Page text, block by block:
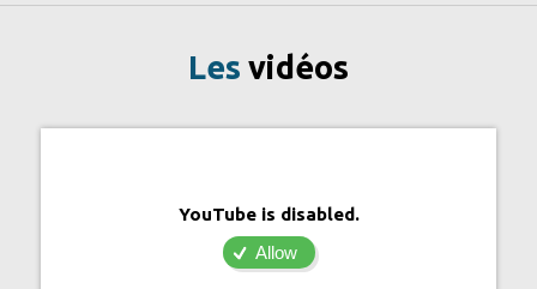
Les vidéos
YouTube is disabled.
Allow